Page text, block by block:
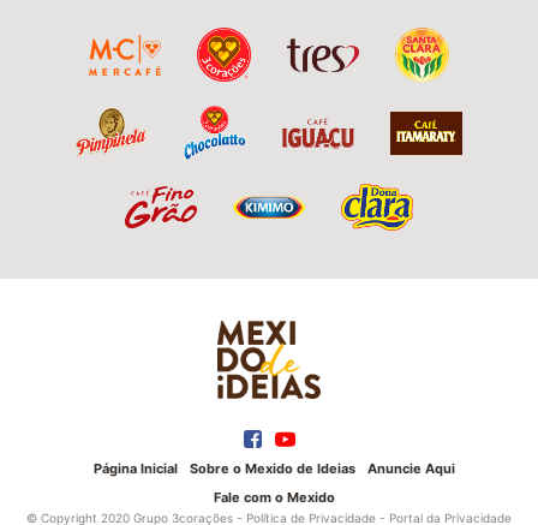
Página Inicial Sobre o Mexido de Ideias
Anuncie Aqui
Fale com o Mexido
© Copyright 2020 Grupo 3corações - Política de Privacidade - Portal da Privacidade